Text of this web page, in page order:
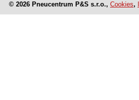
© 2026 Pneucentrum P&S s.r.o., Cookies,